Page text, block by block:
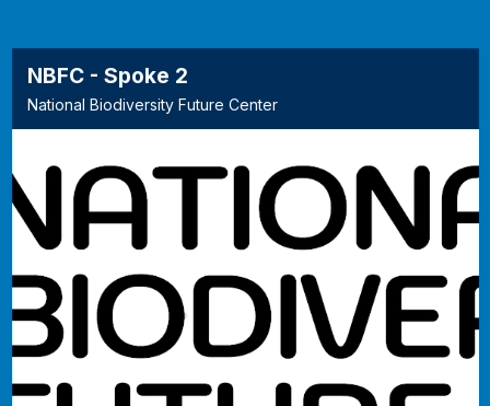
NBFC - Spoke 2
National Biodiversity Future Center